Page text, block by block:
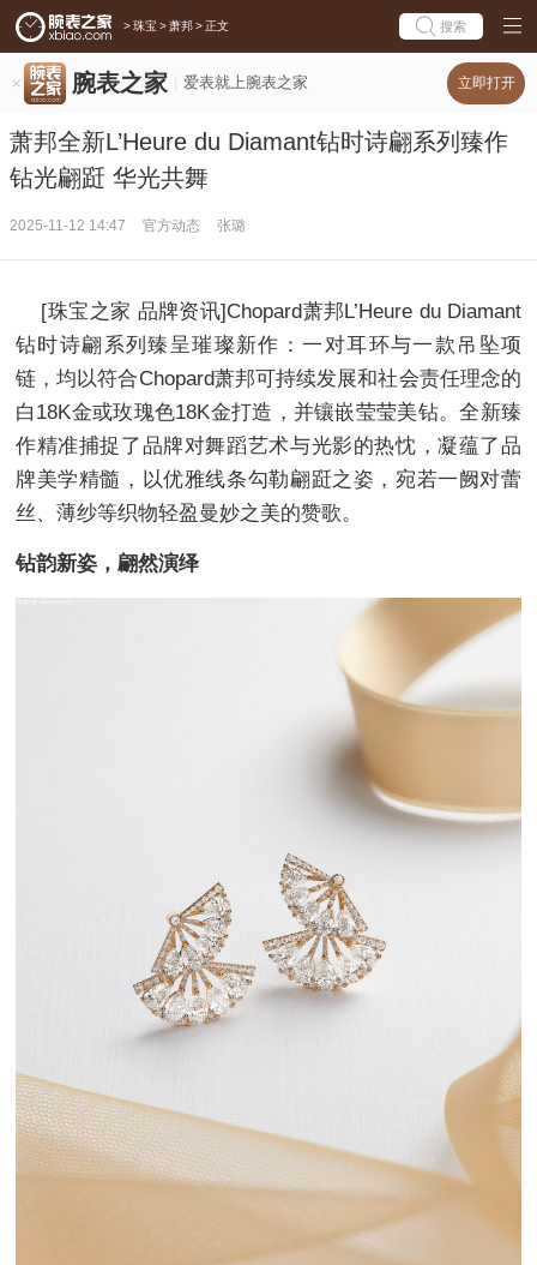
> 珠宝 > 萧邦 > 正文 搜索
腕表之家 爱表就上腕表之家 立即打开
萧邦全新L’Heure du Diamant钻时诗翩系列臻作
钻光翩跹 华光共舞
2025-11-12 14:47 官方动态 张璐
[珠宝之家 品牌资讯]Chopard萧邦L’Heure du Diamant
钻时诗翩系列臻呈璀璨新作：一对耳环与一款吊坠项
链，均以符合Chopard萧邦可持续发展和社会责任理念的
白18K金或玫瑰色18K金打造，并镶嵌莹莹美钻。全新臻
作精准捕捉了品牌对舞蹈艺术与光影的热忱，凝蕴了品
牌美学精髓，以优雅线条勾勒翩跹之姿，宛若一阙对蕾
丝、薄纱等织物轻盈曼妙之美的赞歌。
钻韵新姿，翩然演绎